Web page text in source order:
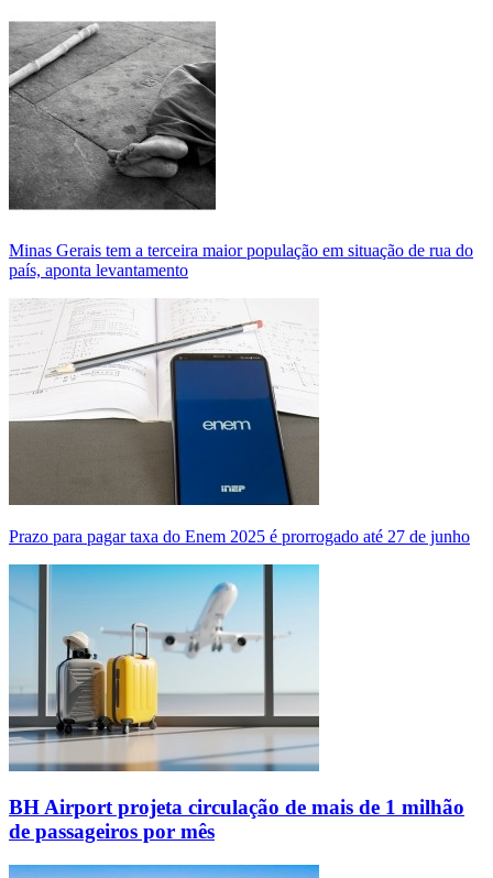
Minas Gerais tem a terceira maior população em situação de rua do
país, aponta levantamento
Prazo para pagar taxa do Enem 2025 é prorrogado até 27 de junho
BH Airport projeta circulação de mais de 1 milhão
de passageiros por mês